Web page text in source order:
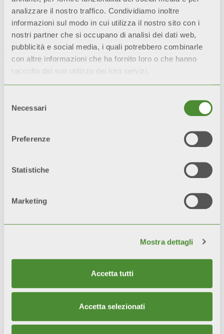
analizzare il nostro traffico. Condividiamo inoltre
informazioni sul modo in cui utilizza il nostro sito con i
nostri partner che si occupano di analisi dei dati web,
pubblicità e social media, i quali potrebbero combinarle
con altre informazioni che ha fornito loro o che hanno
raccolto dal suo utilizzo dei loro servizi.
delNecessari
Preferenze
Statistiche
Marketing
Mostra dettagli
Accetta tutti
Accetta selezionati
RAPPORTO QUALITÀ
PREZZO
Un impianto pulito
migliora le performance
della caldaiae riduce la
necessità di
ESTETICA INALTERABILE
Estetica, brillantezza e
pretrattamenti e alla
doppia verniciatura per
anaforesi e polveri.